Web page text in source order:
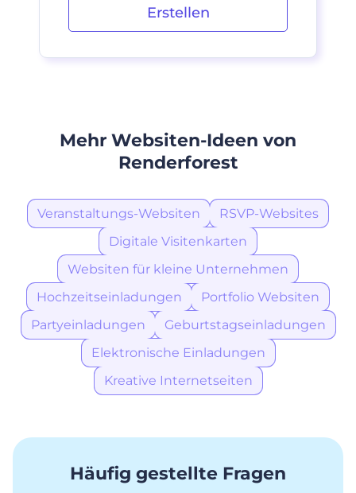
Erstellen
Mehr Websiten-Ideen von
Renderforest
Veranstaltungs-Websiten
RSVP-Websites
Digitale Visitenkarten
Websiten für kleine Unternehmen
Hochzeitseinladungen
Portfolio Websiten
Partyeinladungen
Geburtstagseinladungen
Elektronische Einladungen
Kreative Internetseiten
Häufig gestellte Fragen